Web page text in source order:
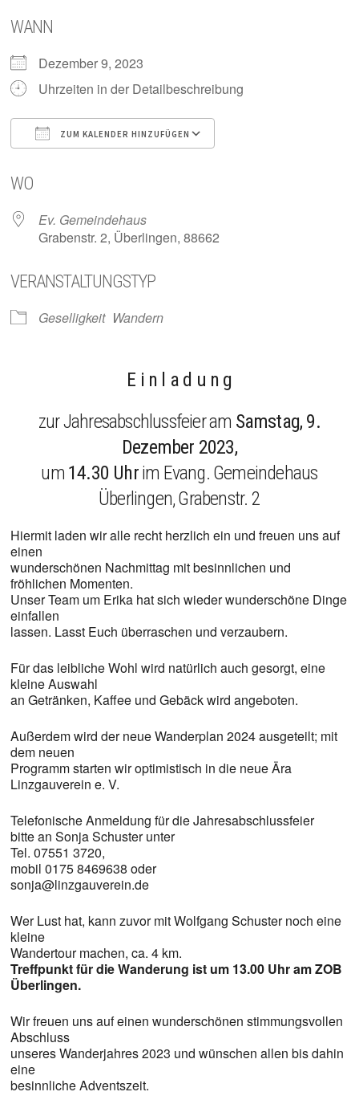
WANN
Dezember 9, 2023
Uhrzeiten in der Detailbeschreibung
ZUM KALENDER HINZUFÜGEN
WO
Ev. Gemeindehaus
Grabenstr. 2, Überlingen, 88662
VERANSTALTUNGSTYP
Geselligkeit Wandern
E i n l a d u n g
zur Jahresabschlussfeier am Samstag, 9.
Dezember 2023,
um 14.30 Uhrim Evang. Gemeindehaus
Überlingen, Grabenstr. 2
Hiermit laden wir alle recht herzlich ein und freuen uns auf
einen
wunderschönen Nachmittag mit besinnlichen und
fröhlichen Momenten.
Unser Team um Erika hat sich wieder wunderschöne Dinge
einfallen
lassen. Lasst Euch überraschen und verzaubern.
Für das leibliche Wohl wird natürlich auch gesorgt, eine
kleine Auswahl
an Getränken, Kaffee und Gebäck wird angeboten.
Außerdem wird der neue Wanderplan 2024 ausgeteilt; mit
dem neuen
Programm starten wir optimistisch in die neue Ära
Linzgauverein e. V.
Telefonische Anmeldung für die Jahresabschlussfeier
bitte an Sonja Schuster unter
Tel. 07551 3720,
mobil 0175 8469638 oder
sonja@linzgauverein.de
Wer Lust hat, kann zuvor mit Wolfgang Schuster noch eine
kleine
Wandertour machen, ca. 4 km.
Treffpunkt für die Wanderung ist um 13.00 Uhr am ZOB
Überlingen.
Wir freuen uns auf einen wunderschönen stimmungsvollen
Abschluss
unseres Wanderjahres 2023 und wünschen allen bis dahin
eine
besinnliche Adventszeit.